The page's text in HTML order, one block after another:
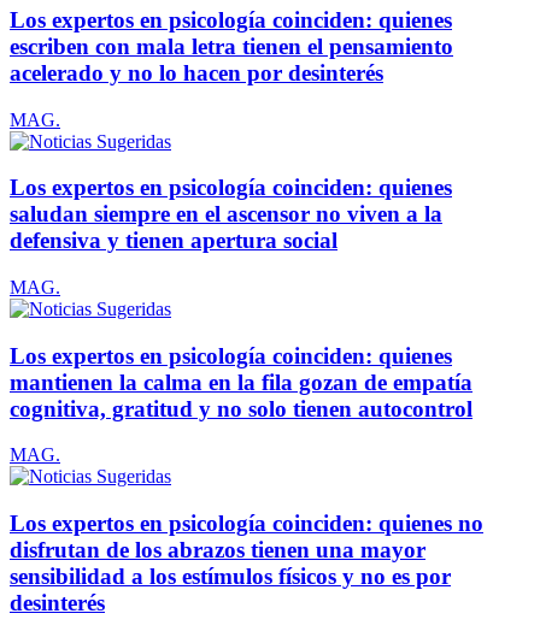
Los expertos en psicología coinciden: quienes
escriben con mala letra tienen el pensamiento
acelerado y no lo hacen por desinterés
MAG.
Los expertos en psicología coinciden: quienes
saludan siempre en el ascensor no viven a la
defensiva y tienen apertura social
MAG.
Los expertos en psicología coinciden: quienes
mantienen la calma en la fila gozan de empatía
cognitiva, gratitud y no solo tienen autocontrol
MAG.
Los expertos en psicología coinciden: quienes no
disfrutan de los abrazos tienen una mayor
sensibilidad a los estímulos físicos y no es por
desinterés